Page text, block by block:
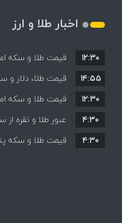
اخبار طلا و ارز
قیمت ها+ جدول و
۱۲:۳۰
افزایش قیمت ها
۱۴:۵۵
قیمت ها بر مدار
۱۲:۳۰
عبور طلا و نقره
۴:۳۰
قیمت طلا و سکه
۴:۳۰